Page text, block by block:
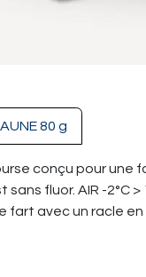
80 g
conçu pour une
sans fluor. AIR -2°C
fart avec un racle en